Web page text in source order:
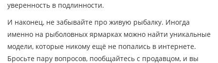
уверенность в подлинности.
И наконец, не забывайте про живую рыбалку. Иногда
именно на рыболовных ярмарках можно найти уникальные
модели, которые никому ещё не попались в интернете.
Бросьте пару вопросов, пообщайтесь с продавцом, и вы